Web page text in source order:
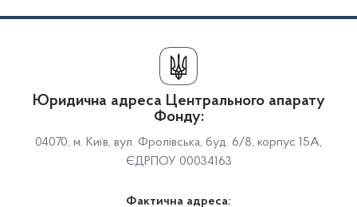
Юридична адреса Центрального апарату
Фонду:
04070, м. Київ, вул. Фролівська, буд. 6/8, корпус 15А,
ЄДРПОУ 00034163
Фактична адреса: